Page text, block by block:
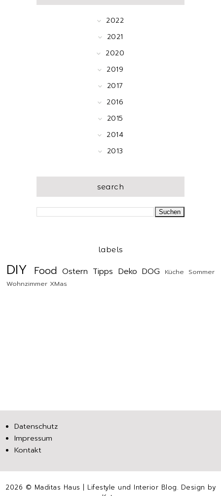
2022
2021
2020
2019
2017
2016
2015
2014
2013
search
labels
DIY Food Ostern Tipps Deko DOG Küche Sommer
Wohnzimmer XMas
Datenschutz
Impressum
Kontakt
2026 © Maditas Haus | Lifestyle und Interior Blog. Design by